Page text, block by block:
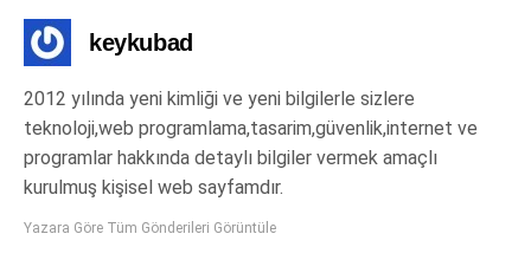
keykubad
2012 yılında yeni kimliği ve yeni bilgilerle sizlere
teknoloji,web programlama,tasarim,güvenlik,internet ve
programlar hakkında detaylı bilgiler vermek amaçlı
kurulmuş kişisel web sayfamdır.
Yazara Göre Tüm Gönderileri Görüntüle